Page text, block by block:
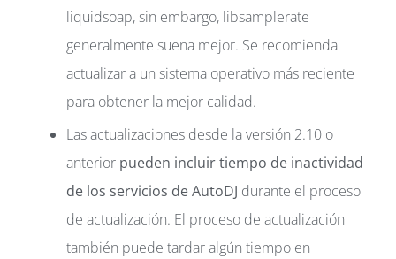
liquidsoap, sin embargo, libsamplerate
generalmente suena mejor. Se recomienda
actualizar a un sistema operativo más reciente
para obtener la mejor calidad.
Las actualizaciones desde la versión 2.10 o
anterior pueden incluir tiempo de inactividad
de los servicios de AutoDJ durante el proceso
de actualización. El proceso de actualización
también puede tardar algún tiempo en